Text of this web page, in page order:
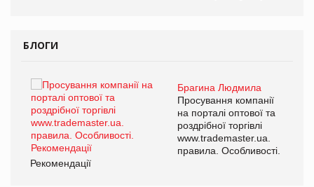
БЛОГИ
Брагина Людмила
Просування компанії
на порталі оптової та
роздрібної торгівлі
www.trademaster.ua.
правила. Особливості.
Рекомендації